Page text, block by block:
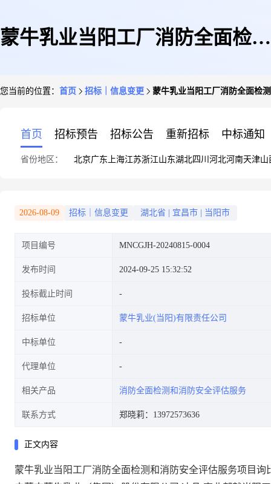
蒙牛乳业当阳工厂消防全面检测
您当前的位置： 首页 招标｜信息变更 蒙牛乳业当阳工厂消防全面检
首页 招标预告 招标公告 重新招标 中标通知
省份地区： 北京广东 上海江苏浙江山东湖北四川 河北河南天津山
2026-08-09 招标｜信息变更 湖北省 宜昌市 当阳市
项目编号 MNCGJH-20240815-0004
发布时间 2024-09-25 15:32:52
投标截止时间
招标单位 蒙牛乳业(当阳)有限责任公司
中标单位
代理单位
相关产品 消防全面检测和消防安全评估服务
联系方式 郑晓莉：13972573636
正文内容
蒙牛乳业当阳工厂消防全面检测和消防安全评估服务项目询